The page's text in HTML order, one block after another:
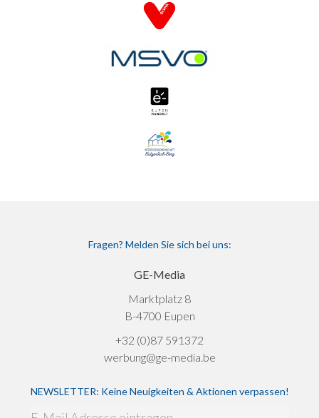
Fragen? Melden Sie sich bei uns:
GE-Media
Marktplatz 8
B-4700 Eupen
+32 (0)87 591372
werbung@ge-media.be
NEWSLETTER: Keine Neuigkeiten & Aktionen verpassen!